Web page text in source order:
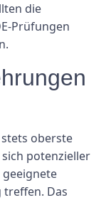
die
Prüfungen
oberste
potenzieller
Das